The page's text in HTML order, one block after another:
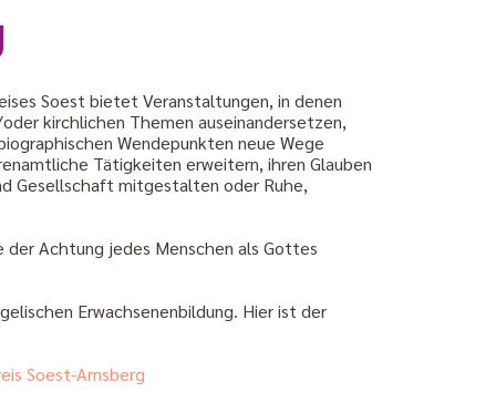
Soest bietet Veranstaltungen, in denen
kirchlichen Themen auseinandersetzen,
Wendepunkten neue Wege
Tätigkeiten erweitern, ihren Glauben
Gesellschaft mitgestalten oder Ruhe,
der Achtung jedes Menschen als Gottes
Erwachsenenbildung. Hier ist der
Soest-Arnsberg